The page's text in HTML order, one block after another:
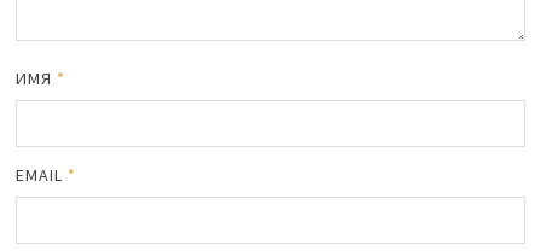
ИМЯ *
EMAIL *